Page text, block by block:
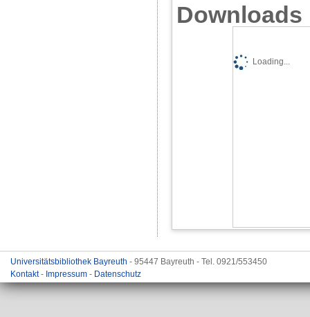
Downloads
Loading...
Universitätsbibliothek Bayreuth - 95447 Bayreuth - Tel. 0921/553450
Kontakt- Impressum - Datenschutz